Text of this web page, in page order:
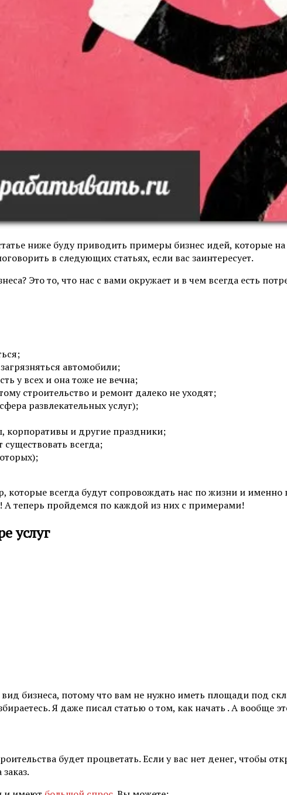
ниже буду приводить примеры бизнес идей, которые
в следующих статьях, если вас заинтересует.
Это то, что нас с вами окружает и в чем всегда есть
автомобили;
у всех и она тоже не вечна;
строительство и ремонт далеко не уходят;
развлекательных услуг);
корпоративы и другие праздники;
всегда;
которые всегда будут сопровождать нас по жизни и
теперь пройдемся по каждой из них с примерами!
услуг
бизнеса, потому что вам не нужно иметь площади под
Я даже писал статью о том, как начать . А вообще
будет процветать. Если у вас нет денег, чтобы